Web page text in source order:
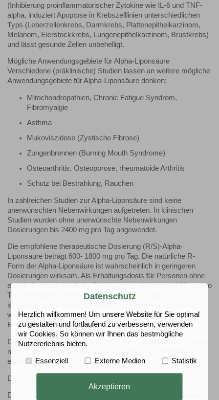
(Inhibierung proinflammatorischer Zytokine wie IL-6 und TNF-
alpha, induziert Apoptose in Krebszelllinien unterschiedlichen
Typs (Leberzellenkrebs, Darmkrebs, Plattenepithelkarzinom,
Melanom, Eierstockkrebs, Lungenepithelkarzinom, Brustkrebs)
und lässt gesunde Zellen unbehelligt.
Mögliche Anwendungsgebiete für Alpha-Liponsäure
Verschiedene (präklinische) Studien lassen an weitere mögliche
Anwendungsgebiete für Alpha-Liponsäure denken:
Mitochondropathien, Chronic Fatigue Syndrom,
Fibromyalgie
Asthma
Mukoviszidose (Zystische Fibrose)
Zungenbrennen (Burning Mouth Syndrome)
Osteoarthritis, Osteoporose, rheumatoide Arthritis
Schutz bei Bestrahlung, Rauchen
In zahlreichen Studien zur Alpha-Liponsäure sind keine
unerwünschten Nebenwirkungen aufgetreten. In klinischen
Studien wurden ohne unerwünschte Nebenwirkungen
Dosierungen bis 2400 mg pro Tag angewendet.
Die empfohlene therapeutische Dosierung (R/S)-Alpha-
Liponsäure beträgt 600- 1800 mg pro Tag. Die natürliche R-
Form der Alpha-Liponsäure ist wahrscheinlich in geringeren
Dosierungen wirksam. Als Erhaltungsdosis für Personen ohne
ernsthafte gesundheitliche Beschwerden können ca. 100 mg pro
Tag beibehalten werden. Die Resorption von Alpha- Liponsäure
ist besser, wenn sie zwischen den Mahlzeiten eingenommen
wird (30 Minuten vor dem Essen oder 2 Stunden nach dem
Essen).
Da Alpha-Liponsäure und Vitamin E synergistisch wirken, sollte
man neben Alpha- Liponsäure auch Vitamin E ergänzend
einnehmen.
Die wichtigsten Informationen über die
Die Therapie in der Praxis erfolgt mittels täglichen Infusionen
Datenschutz
Herzlich willkommen! Um unsere Website für Sie optimal
zu gestalten und fortlaufend zu verbessern, verwenden
wir Cookies. So können wir Ihnen das bestmögliche
Nutzererlebnis bieten.
Essenziell Externe Medien Statistik
Akzeptieren